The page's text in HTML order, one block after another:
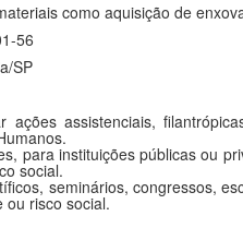
como aquisição de
56
SP
ações assistenciais,
para instituições públicas ou
social.
seminários, congressos,
ou risco social.